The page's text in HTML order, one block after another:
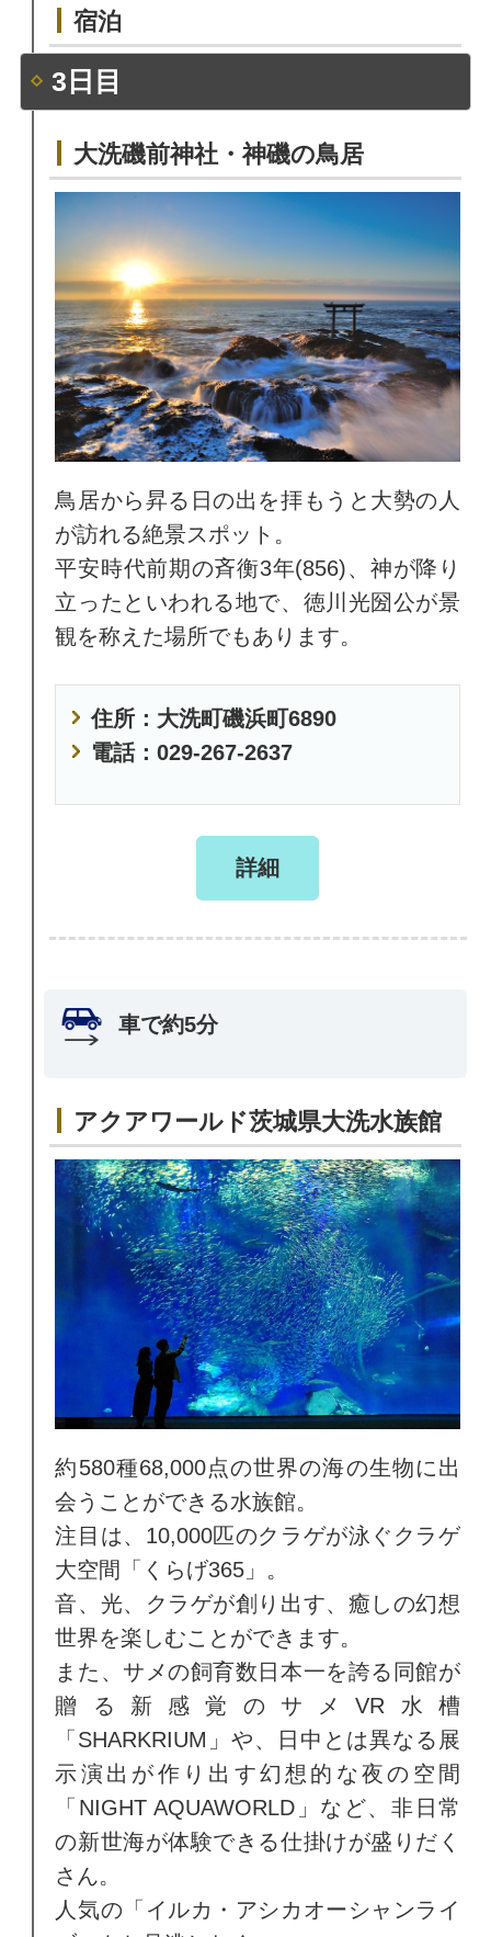
宿泊
3日目
大洗磯前神社・神磯の鳥居
鳥居から昇る日の出を拝もうと大勢の人
が訪れる絶景スポット。
平安時代前期の斉衡3年(856)、神が降り
立ったといわれる地で、徳川光圀公が景
観を称えた場所でもあります。
住所：大洗町磯浜町6890
電話：029-267-2637
詳細
車で約5分
アクアワールド茨城県大洗水族館
約580種68,000点の世界の海の生物に出
会うことができる水族館。
注目は、10,000匹のクラゲが泳ぐクラゲ
大空間「くらげ365」。
音、光、クラゲが創り出す、癒しの幻想
世界を楽しむことができます。
また、サメの飼育数日本一を誇る同館が
贈る新感覚のサメVR水槽
「SHARKRIUM」や、日中とは異なる展
示演出が作り出す幻想的な夜の空間
「NIGHT AQUAWORLD」など、非日常
の新世海が体験できる仕掛けが盛りだく
さん。
人気の「イルカ・アシカオーシャンライ